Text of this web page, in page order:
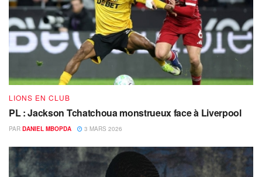
LIONS EN CLUB
PL : Jackson Tchatchoua monstrueux face à Liverpool
PAR DANIEL MBOPDA 3 MARS 2026